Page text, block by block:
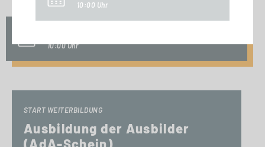
10:00 Uhr
START WEITERBILDUNG
Ausbildung der Ausbilder
(AdA-Schein)
10:00 Uhr